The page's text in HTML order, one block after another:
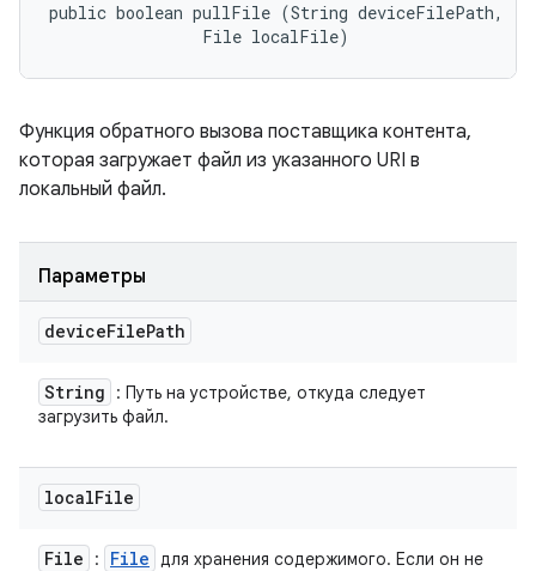
public boolean pullFile (String deviceFilePath,
                File localFile)
Функция обратного вызова поставщика контента,
которая загружает файл из указанного URI в
локальный файл.
Параметры
deviceFilePath
String
: Путь на устройстве, откуда следует
загрузить файл.
localFile
File : File для хранения содержимого. Если он не